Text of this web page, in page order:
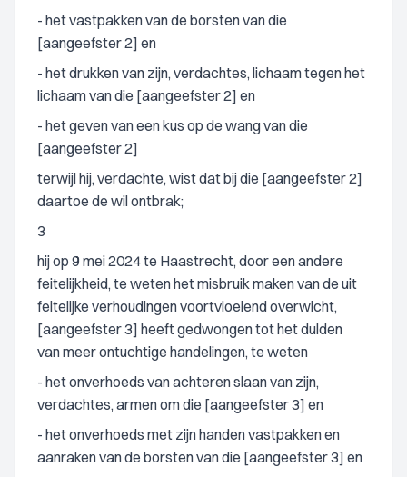
- het vastpakken van de borsten van die
[aangeefster 2] en
- het drukken van zijn, verdachtes, lichaam tegen het
lichaam van die [aangeefster 2] en
- het geven van een kus op de wang van die
[aangeefster 2]
terwijl hij, verdachte, wist dat bij die [aangeefster 2]
daartoe de wil ontbrak;
3
hij op 9 mei 2024 te Haastrecht, door een andere
feitelijkheid, te weten het misbruik maken van de uit
feitelijke verhoudingen voortvloeiend overwicht,
[aangeefster 3] heeft gedwongen tot het dulden
van meer ontuchtige handelingen, te weten
- het onverhoeds van achteren slaan van zijn,
verdachtes, armen om die [aangeefster 3] en
- het onverhoeds met zijn handen vastpakken en
aanraken van de borsten van die [aangeefster 3] en